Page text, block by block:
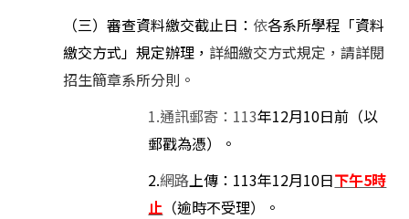
（三）審查資料繳交截止日： 依各系所學程「資料
繳交方式」規定辦理， 詳細繳交方式規定，請詳閱
招生簡章系所分則。
1.通訊郵寄：113年12月10日前（以
郵戳為憑）。
2.網路上傳：113年12月10日下午5時
止 （逾時不受理）。